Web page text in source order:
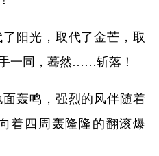
阳光，取代了金芒，取
一同，蓦然……斩落！
轰鸣，强烈的风伴随着
着四周轰隆隆的翻滚爆